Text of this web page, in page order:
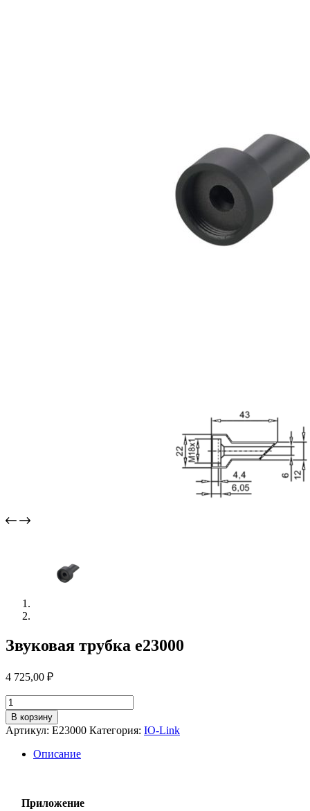
Звуковая трубка e23000
4 725,00 ₽
Количество
товара
Звуковая
трубка
e23000
В корзину
Артикул: E23000 Категория: IO-Link
Описание
Приложение